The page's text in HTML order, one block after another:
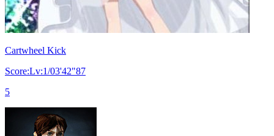
Cartwheel Kick
Score:Lv:1/03'42"87
5